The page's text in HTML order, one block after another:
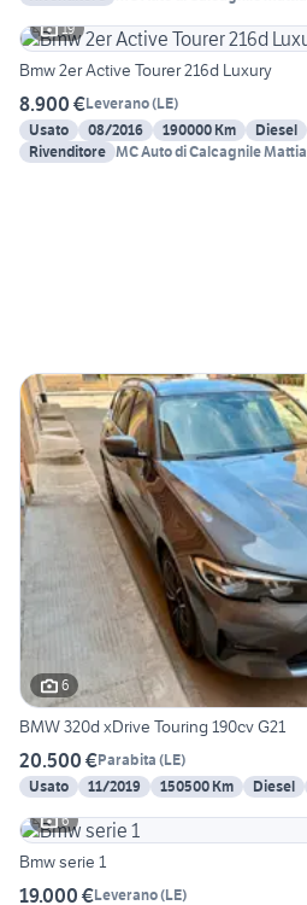
19
Bmw 2er Active Tourer 216d Luxury
8.900 €Leverano(LE)
Usato
08/2016 190000 Km Diesel
Rivenditore MC Auto di Calcagnile Mattia
6
BMW 320d xDrive Touring 190cv G21
20.500 €Parabita (LE)
Usato
11/2019 150500 Km Diesel
6
Bmw serie 1
19.000 €Leverano(LE)